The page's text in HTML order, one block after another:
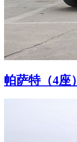
帕萨特（4座）